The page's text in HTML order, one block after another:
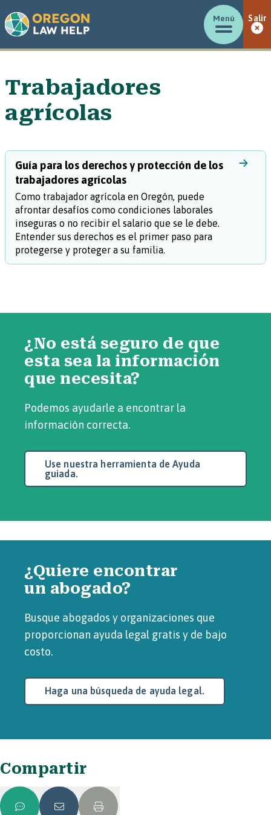
Menú Salir
Trabajadores
agrícolas
Guía para los derechos y protección de los
trabajadores agrícolas
Como trabajador agrícola en Oregón, puede
afrontar desafíos como condiciones laborales
inseguras o no recibir el salario que se le debe.
Entender sus derechos es el primer paso para
protegerse y proteger a su familia.
¿No está seguro de que
esta sea la información
que necesita?
Podemos ayudarle a encontrar la
información correcta.
Use nuestra herramienta de Ayuda
guiada.
¿Quiere encontrar
un abogado?
Busque abogados y organizaciones que
proporcionan ayuda legal gratis y de bajo
costo.
Haga una búsqueda de ayuda legal.
Compartir